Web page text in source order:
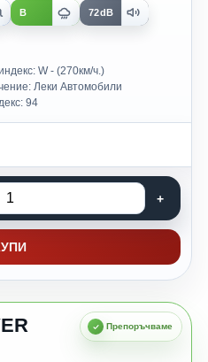
B 72dB
W - (270км/ч.)
Леки Автомобили
94